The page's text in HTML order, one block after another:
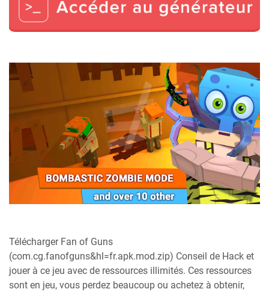
Télécharger Fan of Guns
(com.cg.fanofguns&hl=fr.apk.mod.zip) Conseil de Hack et
jouer à ce jeu avec de ressources illimités. Ces ressources
sont en jeu, vous perdez beaucoup ou achetez à obtenir,